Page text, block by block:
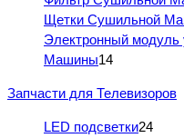
Щетки Сушильной
Электронный
Машины14
Запчасти для Телевизоров
LED подсветки24